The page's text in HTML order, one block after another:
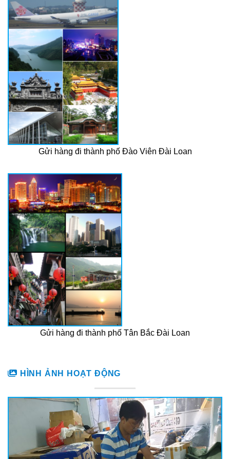
Gửi hàng đi thành phố Đào Viên Đài Loan
Gửi hàng đi thành phố Tân Bắc Đài Loan
HÌNH ẢNH HOẠT ĐỘNG